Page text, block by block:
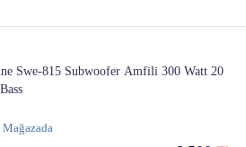
Swe-815 Subwoofer Amfili 300 Watt 20
Mağazada